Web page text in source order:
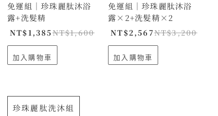
免運組｜珍珠麗肽沐浴
露+洗髮精
NT$1,600
NT$ 1,385
加入購物車
免運組｜珍珠麗肽沐浴
露×2+洗髮精×2
NT$3,200
NT$2,567
加入購物車
珍珠麗肽洗沐組